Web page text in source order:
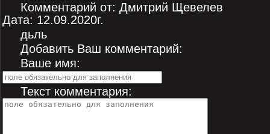
Комментарий от: Дмитрий Щевелев
Дата: 12.09.2020г.
дьль
Добавить Ваш комментарий:
Ваше имя:
Текст комментария: